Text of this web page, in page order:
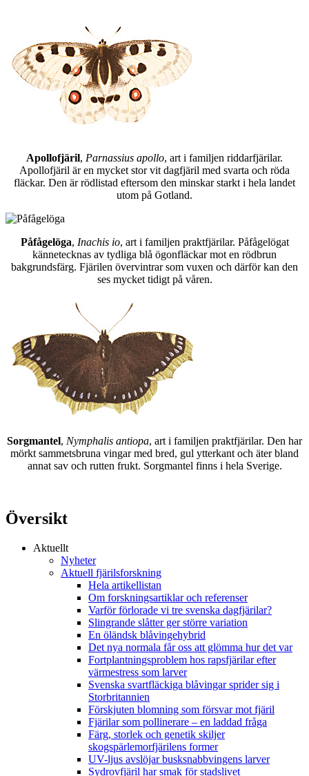
Apollofjäril, Parnassius apollo, art i familjen riddarfjärilar.
Apollofjäril är en mycket stor vit dagfjäril med svarta och röda
fläckar. Den är rödlistad eftersom den minskar starkt i hela landet
utom på Gotland.
Påfågelöga, Inachis io, art i familjen praktfjärilar. Påfågelögat
kännetecknas av tydliga blå ögonfläckar mot en rödbrun
bakgrundsfärg. Fjärilen övervintrar som vuxen och därför kan den
ses mycket tidigt på våren.
Sorgmantel, Nymphalis antiopa, art i familjen praktfjärilar. Den har
mörkt sammetsbruna vingar med bred, gul ytterkant och äter bland
annat sav och rutten frukt. Sorgmantel finns i hela Sverige.
Översikt
Aktuellt
Nyheter
Aktuell fjärilsforskning
Hela artikellistan
Om forskningsartiklar och referenser
Varför förlorade vi tre svenska dagfjärilar?
Slingrande slåtter ger större variation
En öländsk blåvingehybrid
Det nya normala får oss att glömma hur det var
Fortplantningsproblem hos rapsfjärilar efter
värmestress som larver
Svenska svartfläckiga blåvingar sprider sig i
Storbritannien
Förskjuten blomning som försvar mot fjäril
Fjärilar som pollinerare – en laddad fråga
Färg, storlek och genetik skiljer
skogspärlemorfjärilens former
UV-ljus avslöjar busksnabbvingens larver
Sydrovfjäril har smak för stadslivet